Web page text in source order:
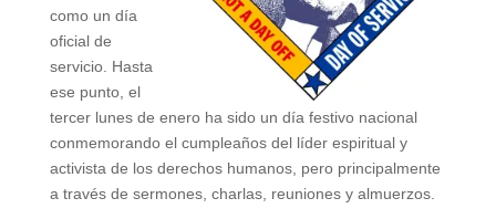
como un día
oficial de
servicio. Hasta
ese punto, el
tercer lunes de enero ha sido un día festivo nacional
conmemorando el cumpleaños del líder espiritual y
activista de los derechos humanos, pero principalmente
a través de sermones, charlas, reuniones y almuerzos.